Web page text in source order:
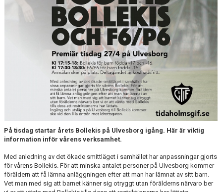
CUPER ARBETSBESKRIVNING
På tisdag startar årets Bollekis på Ulvesborg igång. Här är viktig
information inför vårens verksamhet.
Med anledning av det ökade smittläget i samhället har anpassningar gjorts
för vårens Bollekis. För att minska antalet personer på Ulvesborg kommer
föräldern att få lämna anläggningen efter att man har lämnat av sitt barn.
Vet man med sig att barnet känner sig otryggt utan förälderns närvaro ber